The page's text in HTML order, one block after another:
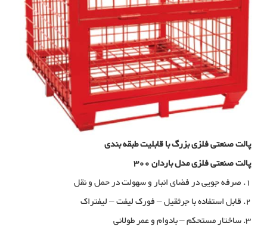
پالت صنعتی فلزی بزرگ با قابلیت طبقه بندی
پالت صنعتی فلزی مدل باردان 300
1. صرفه جویی در فضای انبار و سهولت در حمل و نقل
2. قابل استفاده با جرثقیل – فورک لیفت – لیفتراک
3. ساختار مستحکم – بادوام و عمر طولانی